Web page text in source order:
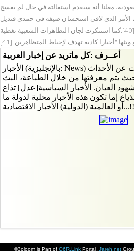
معلنا أنه سيقدم استقالته في حال لم يفسح
الأمر الذي لاقى استحسان ضيفه في حمدي قنديل
والمشهور مما أدى لإقالته [39][40].كما استنكرت لجان التظاهرات الشعبية تغطية
©3oloom is Part of Q6R.Link Portal , Jareh.net